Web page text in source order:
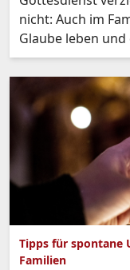
nicht: Auch im
Glaube leben
Tipps für spontane
Familien